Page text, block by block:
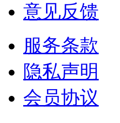
意见反馈
服务条款
隐私声明
会员协议